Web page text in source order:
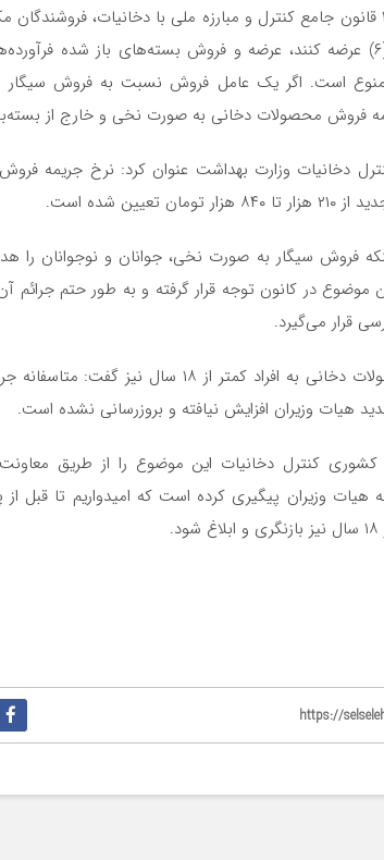
وی با بیان اینکه برمبنای ماده ۱۶ قانون جامع کنترل و مبارزه ملی با
را در بسته‌های مذکور در ماده (۶) عرضه کنند، عرضه و فروش بسته‌های
است. اگر یک عامل فروش نسبت به فروش سیگار
فروش محصولات دخانی به صورت نخی و خارج از
دخانیات وزارت بهداشت عنوان کرد: نرخ جریمه
شده است.
اینکه فروش سیگار به صورت نخی، جوانان و نوجوانان
در کانون توجه قرار گرفته و به طور حتم جرائم
قرار می‌گیرد.
ولی‌زاده در رابطه با فروش محصولات دخانی به افراد
کشوری کنترل دخانیات این موضوع را از طریق
وزیران پیگیری کرده است که امیدواریم تا قبل از
https://